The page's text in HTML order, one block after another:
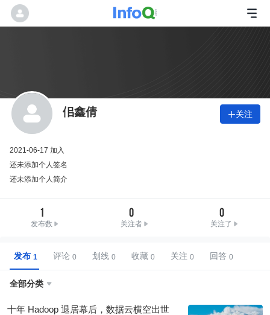
佀鑫倩 关注
2021-06-17 加入
还未添加个人签名
还未添加个人简介
1
发布数
0
关注者
0
关注了
发布 评论 划线 收藏 关注 回答
全部分类 
十年 Hadoop 退居幕后，数据云横空出世